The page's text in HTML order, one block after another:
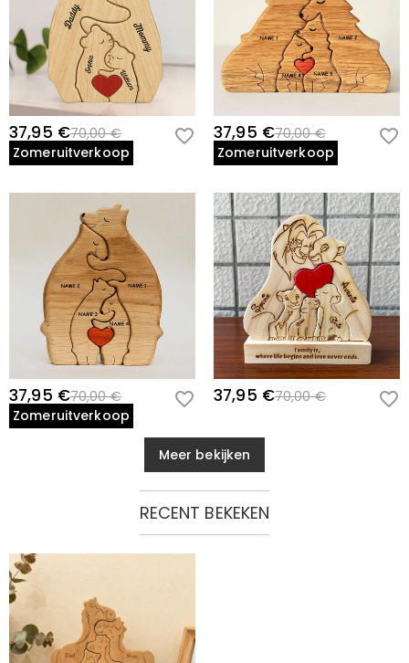
37,95 €70,00 €
Zomeruitverkoop
37,95 €70,00 €
Zomeruitverkoop
37,95 €70,00 €
Zomeruitverkoop
37,95 €70,00 €
Meer bekijken
RECENT BEKEKEN